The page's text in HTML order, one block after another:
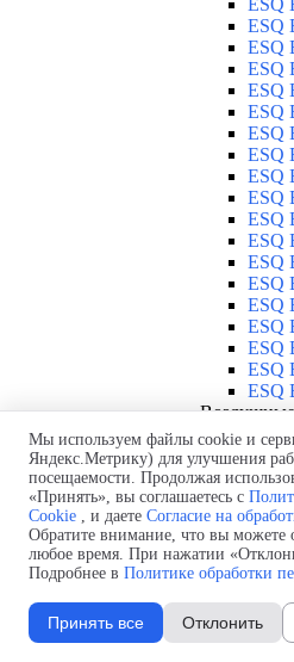
ESQ
ESQ
ESQ
ESQ
ESQ
ESQ
ESQ
ESQ
ESQ
ESQ
ESQ
ESQ
ESQ
ESQ
ESQ
ESQ
ESQ
ESQ
ESQ
Воздушные
ESQ
ESQ
800A
ESQ
630A
ESQ
Мы используем файлы cookie и
Яндекс.Метрику) для улучшения
посещаемости. Продолжая
«Принять», вы соглашаетесь с
Cookie , и даете Согласие на
Обратите внимание, что вы можете
любое время. При нажатии
Подробнее в Политике обработки
Принять все Отклонить